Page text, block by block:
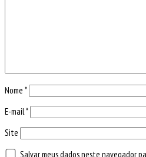
Nome *
E-mail*
Site
Salvar meus dados neste navegador